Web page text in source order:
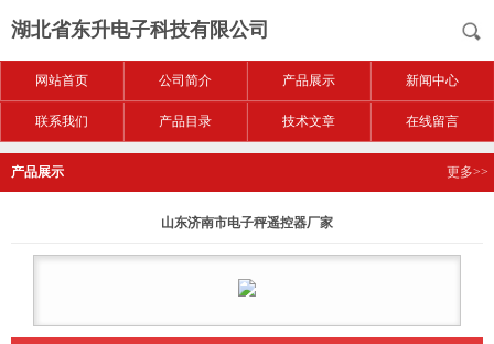
湖北省东升电子科技有限公司
网站首页 公司简介 产品展示 新闻中心
联系我们 产品目录 技术文章 在线留言
产品展示 更多>>
山东济南市电子秤遥控器厂家